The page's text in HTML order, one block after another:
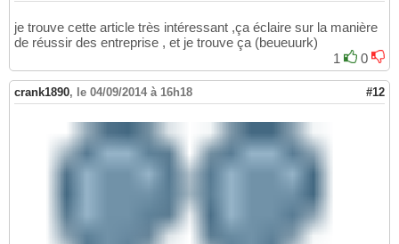
je trouve cette article très intéressant ,ça éclaire sur la manière
de réussir des entreprise , et je trouve ça (beueuurk)
1
0
crank1890, le 04/09/2014 à 16h18 #12